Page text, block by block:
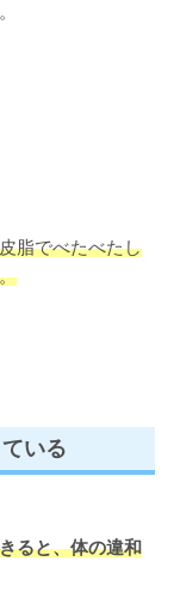
脂でべたべたし
いる
ると、体の違和